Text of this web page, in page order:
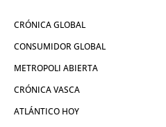
CRÓNICA GLOBAL
CONSUMIDOR GLOBAL
METROPOLI ABIERTA
CRÓNICA VASCA
ATLÁNTICO HOY